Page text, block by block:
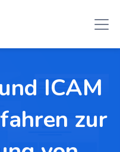
ICAM
zur